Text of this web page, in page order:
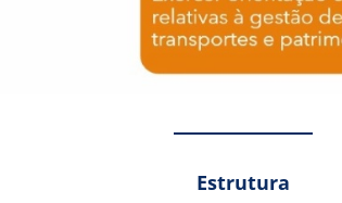
Estrutura